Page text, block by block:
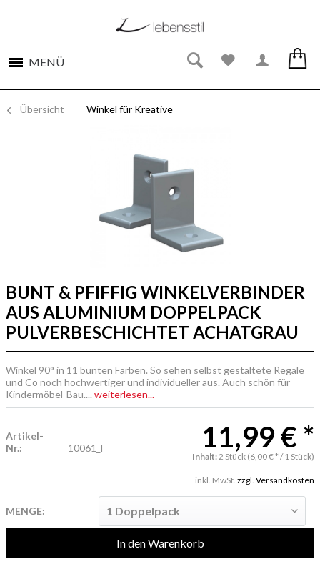
MENÜ
Übersicht Winkel für Kreative
BUNT & PFIFFIG WINKELVERBINDER
AUS ALUMINIUM DOPPELPACK
PULVERBESCHICHTET ACHATGRAU
Winkel 90° in 11 bunten Farben. So sehen selbst gestaltete Regale
und Co noch hochwertiger und individueller aus. Auch schön für
Kindermöbel-Bau.... weiterlesen...
Artikel-
Nr.:
10061_l 11,99 € *
Inhalt:2 Stück (6,00 € * / 1 Stück)
inkl. MwSt. zzgl. Versandkosten
MENGE:
In denWarenkorb